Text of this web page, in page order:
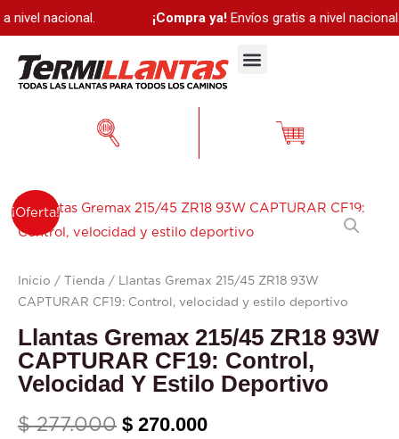
al
contenido
nivel nacional. ¡Compra ya!Envíos gratis a nivel nacional.
Menú
¡Oferta!
Inicio / Tienda / Llantas Gremax 215/45 ZR18 93W
CAPTURAR CF19: Control, velocidad y estilo deportivo
Llantas Gremax 215/45 ZR18 93W
CAPTURAR CF19: Control,
Velocidad Y Estilo Deportivo
$277.000
El
original
$ 277.000.
$ 270.000
El
actual
$ 270.000.
Llantas
Gremax
ZR18
93W
CAPTURAR
CF19:
Control,
y